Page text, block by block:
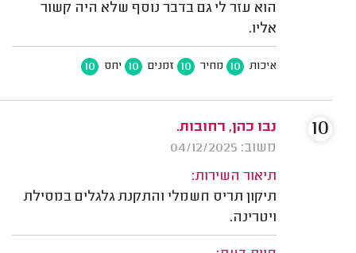
הוא עזר לי גם בדבר נוסף שלא היה קשור
אליו.
איכות 10 מחיר 10 זמנים 10 יחס 10
נבו כהן, רחובות.
משוב: 04/12/2025
תיאור השירות:
תיקון תריס חשמלי והתקנת גלגלים במסילת
ויטרינה.
10